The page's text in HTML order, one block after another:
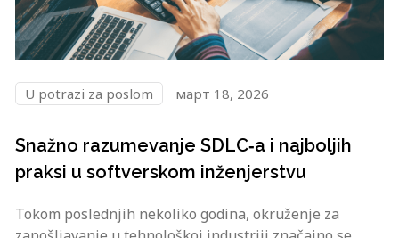
U potrazi za poslom март 18, 2026
Snažno razumevanje SDLC‑a i najboljih
praksi u softverskom inženjerstvu
Tokom poslednjih nekoliko godina, okruženje za